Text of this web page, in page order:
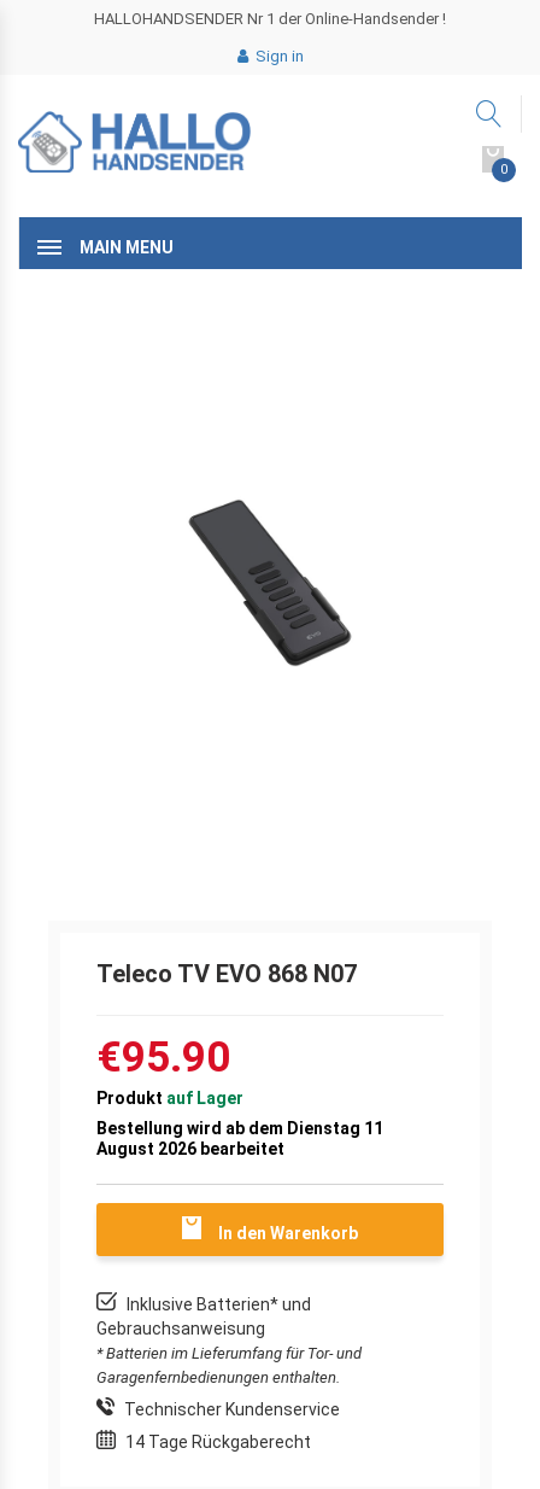
HALLOHANDSENDER Nr 1 der Online-Handsender !
Sign in
0
MAIN MENU
Teleco TV EVO 868 N07
€95.90
Produkt auf Lager
Bestellung wird ab dem Dienstag 11
August 2026 bearbeitet
In den Warenkorb
Inklusive Batterien* und
Gebrauchsanweisung
* Batterien im Lieferumfang für Tor- und
Garagenfernbedienungen enthalten.
Technischer Kundenservice
14 Tage Rückgaberecht